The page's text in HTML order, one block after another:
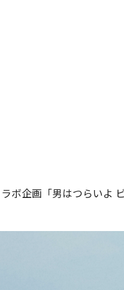
ボ企画「男はつらいよ